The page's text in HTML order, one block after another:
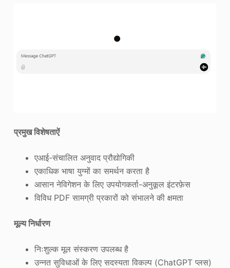
प्रमुख विशेषताऐं
एआई-संचालित अनुवाद प्रौद्योगिकी
एकाधिक भाषा युग्मों का समर्थन करता है
आसान नेविगेशन के लिए उपयोगकर्ता-अनुकूल इंटरफ़ेस
विविध PDF सामग्री प्रकारों को संभालने की क्षमता
मूल्य निर्धारण
निःशुल्क मूल संस्करण उपलब्ध है
उन्नत सुविधाओं के लिए सदस्यता विकल्प (ChatGPT प्लस)